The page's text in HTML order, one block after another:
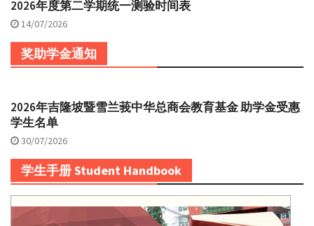
2026年度第二学期统一测验时间表
14/07/2026
奖助学金通知
2026年吉隆坡暨雪兰莪中华总商会教育基金 助学金受惠
学生名单
30/07/2026
学生手册 Student Handbook